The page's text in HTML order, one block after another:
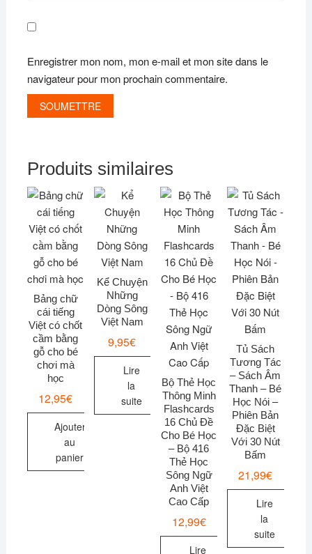
Enregistrer mon nom, mon e-mail et mon site dans le
navigateur pour mon prochain commentaire.
Produits similaires
Bảng chữ
cái tiếng
Việt có chốt
cầm bằng
gỗ cho bé
chơi mà
học
12,95€
Ajouter
au
panier
Kể Chuyện
Những
Dòng Sông
Việt Nam
9,95€
Lire
la
suite
Bộ Thẻ Học
Thông Minh
Flashcards
16 Chủ Đề
Cho Bé Học
– Bộ 416
Thẻ Học
Sông Ngữ
Anh Việt
Cao Cấp
12,99€
Lire
Tủ Sách
Tương Tác
– Sách Âm
Thanh – Bé
Học Nói –
Phiên Bản
Đặc Biệt
Với 30 Nút
Bấm
21,99€
Lire
la
suite